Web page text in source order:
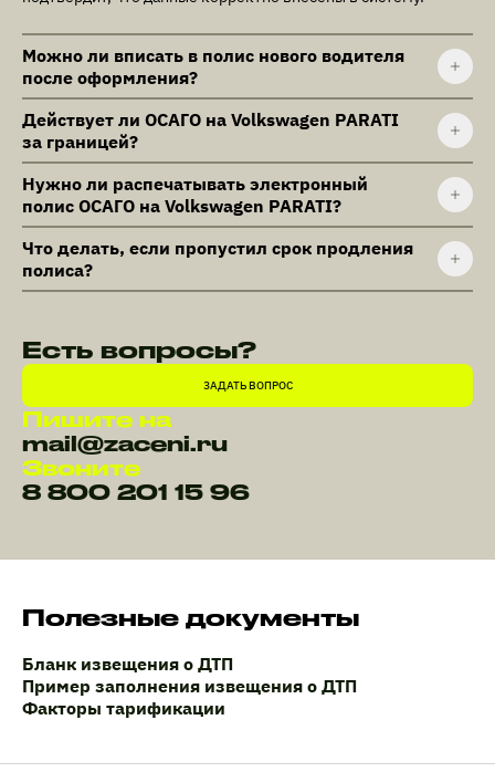
Можно ли вписать в полис нового водителя
после оформления?
Действует ли ОСАГО на Volkswagen PARATI
за границей?
Нужно ли распечатывать электронный
полис ОСАГО на Volkswagen PARATI?
Что делать, если пропустил срок продления
полиса?
Есть вопросы?
ЗАДАТЬ ВОПРОС
Пишите на
mail@zaceni.ru
Звоните
8 800 201 15 96
Полезные документы
Бланк извещения о ДТП
Пример заполнения извещения о ДТП
Факторы тарификации